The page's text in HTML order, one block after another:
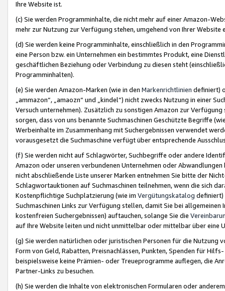
Ihre Website ist.
(c) Sie werden Programminhalte, die nicht mehr auf einer Amazon-
mehr zur Nutzung zur Verfügung stehen, umgehend von Ihrer
(d) Sie werden keine Programminhalte, einschließlich in den
eine Person bzw. ein Unternehmen ein bestimmtes Produkt, eine
geschäftlichen Beziehung oder Verbindung zu diesen steht
Programminhalten).
(e) Sie werden Amazon-Marken (wie in den Markenrichtlinien definiert)
„ammazon“, „amaozn“ und „kindel“) nicht zwecks Nutzung in einer
Versuch unternehmen). Zusätzlich zu sonstigen Amazon zur
sorgen, dass von uns benannte Suchmaschinen Geschützte Begriffe
Werbeinhalte im Zusammenhang mit Suchergebnissen verwendet
vorausgesetzt die Suchmaschine verfügt über entsprechende
(f) Sie werden nicht auf Schlagwörter, Suchbegriffe oder andere
Amazon oder unseren verbundenen Unternehmen oder
nicht abschließende Liste unserer Marken entnehmen Sie bitte der
Schlagwortauktionen auf Suchmaschinen teilnehmen, wenn die sich
Kostenpflichtige Suchplatzierung (wie im Vergütungskatalog definiert)
Suchmaschinen Links zur Verfügung stellen, damit Sie bei
kostenfreien Suchergebnissen) auftauchen, solange Sie die
auf Ihre Website leiten und nicht unmittelbar oder mittelbar über eine
(g) Sie werden natürlichen oder juristischen Personen für die Nutzung
Form von Geld, Rabatten, Preisnachlässen, Punkten, Spenden für
beispielsweise keine Prämien- oder Treueprogramme auflegen, die
Partner-Links zu besuchen.
(h) Sie werden die Inhalte von elektronischen Formularen oder